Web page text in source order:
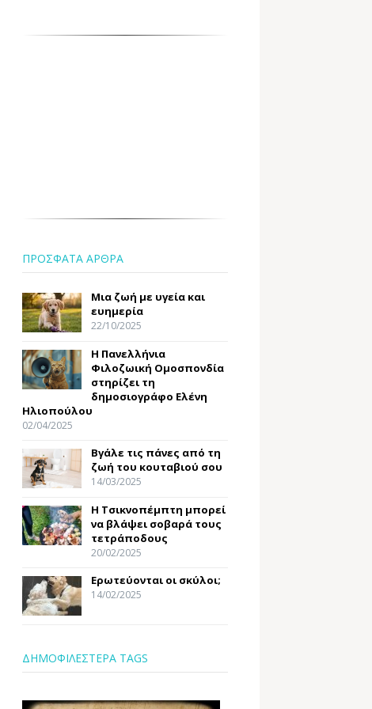
ΠΡΟΣΦΑΤΑ ΑΡΘΡΑ
Μια ζωή με υγεία και
ευημερία
22/10/2025
Η Πανελλήνια
Φιλοζωική Ομοσπονδία
στηρίζει τη
δημοσιογράφο Ελένη
Ηλιοπούλου
02/04/2025
Βγάλε τις πάνες από τη
ζωή του κουταβιού σου
14/03/2025
Η Τσικνοπέμπτη μπορεί
να βλάψει σοβαρά τους
τετράποδους
20/02/2025
Ερωτεύονται οι σκύλοι;
14/02/2025
ΔΗΜΟΦΙΛΕΣΤΕΡΑ TAGS